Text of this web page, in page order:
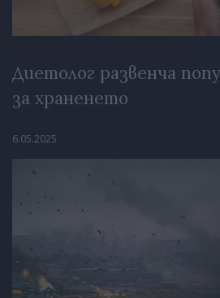
Диетолог развенча
за храненето
6.05.2025